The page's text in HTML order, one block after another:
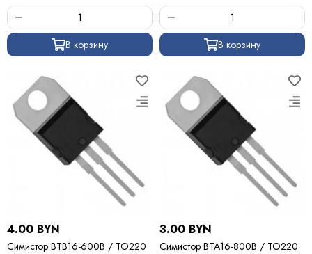
В корзину В корзину
4.00 BYN
Симистор BTB16-600B / TO220
3.00 BYN
Симистор BTA16-800B / TO220